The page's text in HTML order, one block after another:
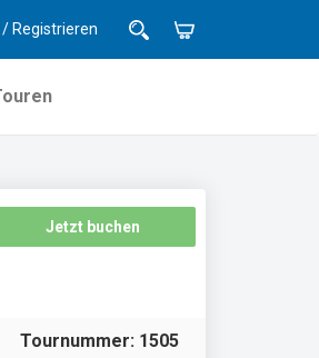
Registrieren
Jetzt buchen
Tournummer: 1505